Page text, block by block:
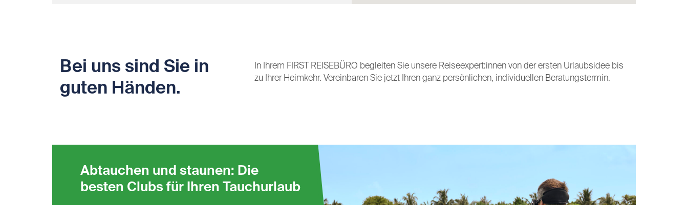
Dresden
Flusskreuzfahrten:
Dresden/Prag.
Fernreisen:
Bei uns sind Sie in
guten Händen.
In Ihrem FIRST REISEBÜRO begleiten Sie unsere Reiseexpert:innen von der ersten Urlaubsidee bis
zu Ihrer Heimkehr. Vereinbaren Sie jetzt Ihren ganz persönlichen, individuellen Beratungstermin.
Abtauchen und staunen: Die
besten Clubs für Ihren Tauchurlaub